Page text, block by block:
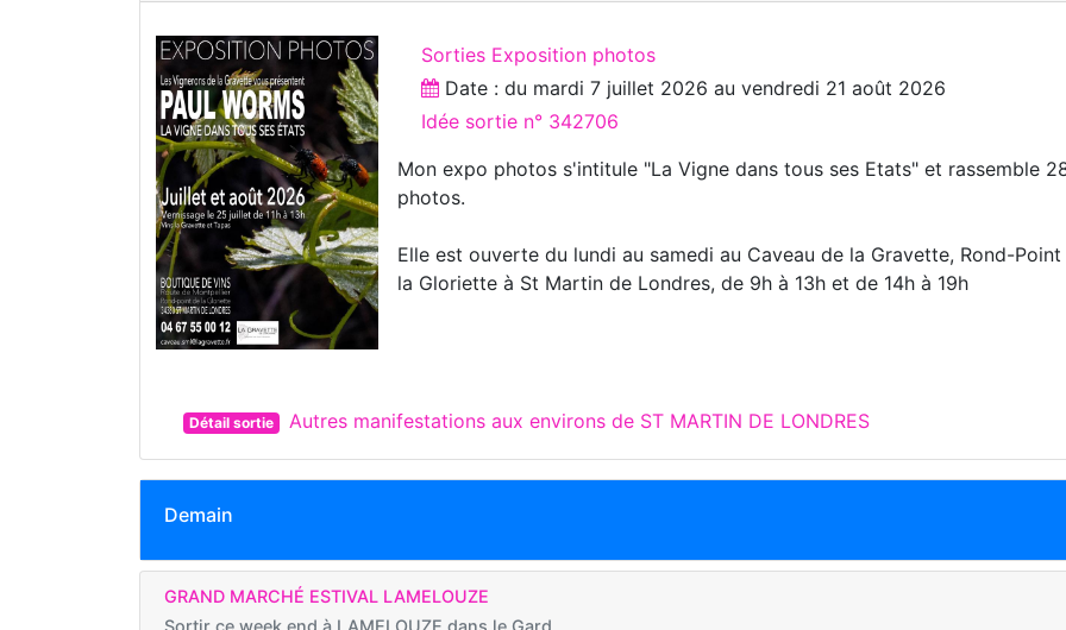
Sorties Exposition photos
Date : du mardi 7 juillet 2026 auvendredi 21 août 2026
Idée sortie n° 342706
Mon expo photos s'intitule "La Vigne dans tous ses Etats" et rassemble
photos.
Elle est ouverte du lundi au samedi au Caveau de la Gravette, Rond-
la Gloriette à St Martin de Londres, de 9h à 13h et de 14h à 19h
Détail sortie Autres manifestations aux environs de ST MARTIN DE LONDRES
Demain
GRAND MARCHÉ ESTIVAL LAMELOUZE